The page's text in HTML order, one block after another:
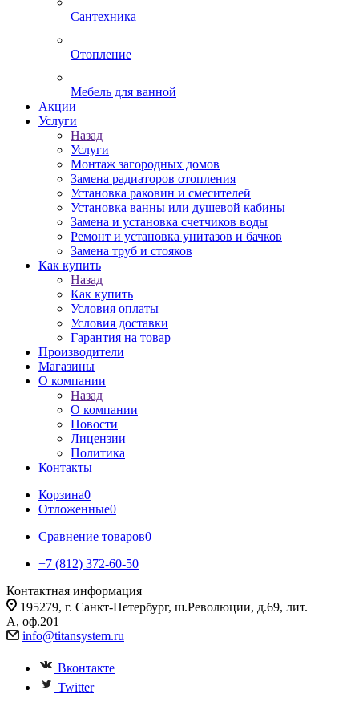
Сантехника
Отопление
Мебель для ванной
Акции
Услуги
Назад
Услуги
Монтаж загородных домов
Замена радиаторов отопления
Установка раковин и смесителей
Установка ванны или душевой кабины
Замена и установка счетчиков воды
Ремонт и установка унитазов и бачков
Замена труб и стояков
Как купить
Назад
Как купить
Условия оплаты
Условия доставки
Гарантия на товар
Производители
Магазины
О компании
Назад
О компании
Новости
Лицензии
Политика
Контакты
Корзина0
Отложенные0
Сравнение товаров0
+7 (812) 372-60-50
Контактная информация
195279, г. Санкт-Петербург, ш.Революции, д.69, лит.
А, оф.201
info@titansystem.ru
Вконтакте
Twitter